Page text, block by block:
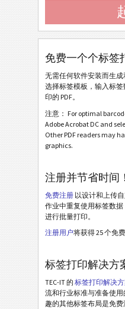
GS1 GS1 标签
O Odette
G
B BOSCH
MAT MAT 标签
LTO LTO 标签
I 库存标签
NF Nutrition
€ SEPA 授
免费一个个标签
无需任何软件安装而生
选择标签模板，输入标
印的 PDF。
注意： For optimal
Adobe Acrobat DC and
Other PDF readers may
graphics.
注册并节省时间！
免费注册 以设计和上传
作业中重复使用标签数据
进行批量打印。
注册用户将获得 25 个免
标签打印解决方
TEC-IT 的 标签打印解决
流和行业标准与准备使
趣的其他标签布局是免费